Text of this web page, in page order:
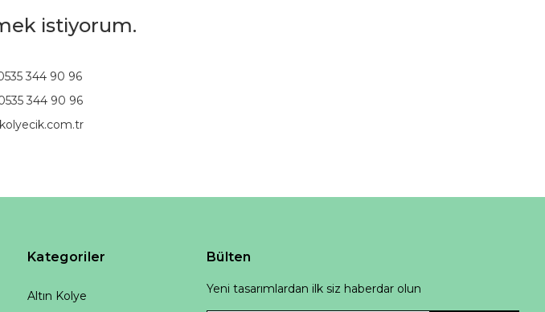
istiyorum.
344 90 96
344 90 96
Kategoriler
Altın Kolye
Bülten
Yeni tasarımlardan ilk siz haberdar olun